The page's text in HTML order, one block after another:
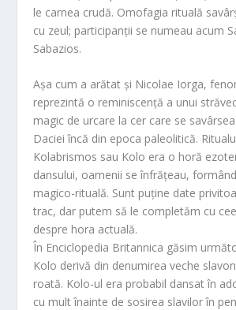
le carnea crudă. Omofagia rituală
cu zeul; participanții se numeau acum
Sabazios.
Așa cum a arătat și Nicolae Iorga,
reprezintă o reminiscență a unui
magic de urcare la cer care se
Daciei încă din epoca paleolitică.
Kolabrismos sau Kolo era o horă
dansului, oamenii se înfrățeau,
magico-rituală. Sunt puține date
trac, dar putem să le completăm cu
despre hora actuală.
În Enciclopedia Britannica găsim
Kolo derivă din denumirea veche
roată. Kolo-ul era probabil dansat în
cu mult înainte de sosirea slavilor în